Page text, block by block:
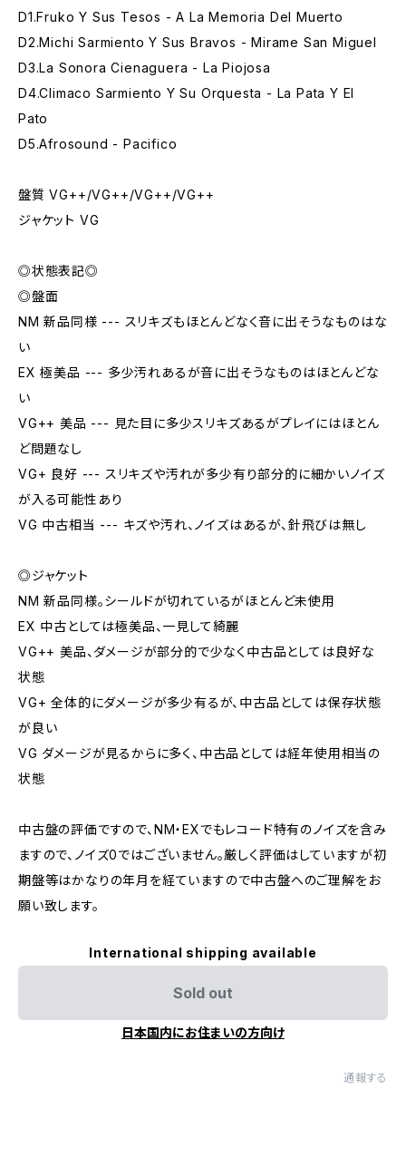
D1.Fruko Y Sus Tesos - A La Memoria Del Muerto
D2.Michi Sarmiento Y Sus Bravos - Mirame San Miguel
D3.La Sonora Cienaguera - La Piojosa
D4.Climaco Sarmiento Y Su Orquesta - La Pata Y El
Pato
D5.Afrosound - Pacifico
盤質 VG++/VG++/VG++/VG++
ジャケット VG
◎状態表記◎
◎盤面
NM 新品同様 --- スリキズもほとんどなく音に出そうなものはな
い
EX 極美品 --- 多少汚れあるが音に出そうなものはほとんどな
い
VG++ 美品 --- 見た目に多少スリキズあるがプレイにはほとん
ど問題なし
VG+ 良好 --- スリキズや汚れが多少有り部分的に細かいノイズ
が入る可能性あり
VG 中古相当 --- キズや汚れ、ノイズはあるが、針飛びは無し
◎ジャケット
NM 新品同様。シールドが切れているがほとんど未使用
EX 中古としては極美品、一見して綺麗
VG++ 美品、ダメージが部分的で少なく中古品としては良好な
状態
VG+ 全体的にダメージが多少有るが、中古品としては保存状態
が良い
VG ダメージが見るからに多く、中古品としては経年使用相当の
状態
中古盤の評価ですので、NM・EXでもレコード特有のノイズを含み
ますので、ノイズ0ではございません。厳しく評価はしていますが初
期盤等はかなりの年月を経ていますので中古盤へのご理解をお
願い致します。
International shipping available
Sold out
日本国内にお住まいの方向け
通報する